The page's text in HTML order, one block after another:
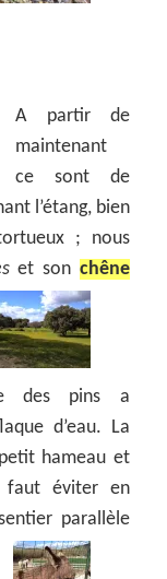
A partir de
maintenant
ce sont de
l’étang, bien
; nous
et son chêne
des pins a
d’eau. La
hameau et
faut éviter en
parallèle